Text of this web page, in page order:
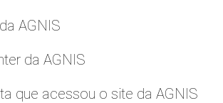
AGNIS
da AGNIS
que acessou o site da AGNIS